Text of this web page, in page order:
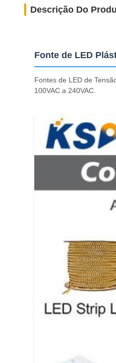
Descrição Do
Fonte de LED
Fontes de LED de
100VAC a 240VAC.